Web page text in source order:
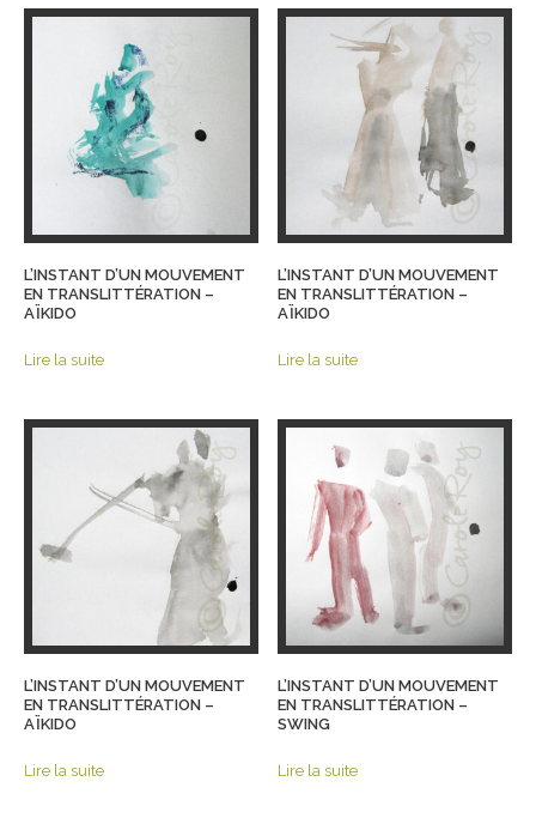
L’INSTANT D’UN MOUVEMENT
EN TRANSLITTÉRATION –
AÏKIDO
Lire la suite
L’INSTANT D’UN MOUVEMENT
EN TRANSLITTÉRATION –
AÏKIDO
Lire la suite
L’INSTANT D’UN MOUVEMENT
EN TRANSLITTÉRATION –
AÏKIDO
Lire la suite
L’INSTANT D’UN MOUVEMENT
EN TRANSLITTÉRATION –
SWING
Lire la suite